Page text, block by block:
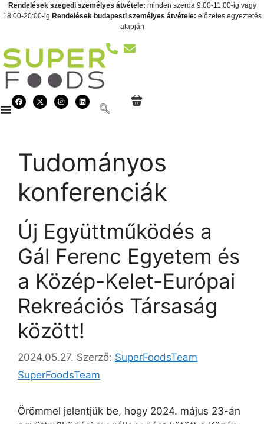
Rendelések szegedi személyes átvétele: minden szerda 9:00-11:00-ig vagy
18:00-20:00-ig Rendelések budapesti személyes átvétele: előzetes egyeztetés
alapján
Tudományos
konferenciák
Új Együttműködés a
Gál Ferenc Egyetem és
a Közép-Kelet-Európai
Rekreációs Társaság
között!
2024.05.27. Szerző: SuperFoodsTeam
SuperFoodsTeam
Örömmel jelentjük be, hogy 2024. május 23-án